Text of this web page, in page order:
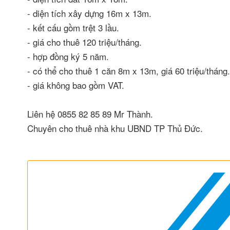
- diện tích xây dựng 16m x 13m.
- kết cấu gồm trệt 3 lầu.
- giá cho thuê 120 triệu/tháng.
- hợp đồng ký 5 năm.
- có thể cho thuê 1 căn 8m x 13m, giá 60 triệu/tháng.
- giá không bao gồm VAT.
Liên hệ 0855 82 85 89 Mr Thành.
Chuyên cho thuê nhà khu UBND TP Thủ Đức.